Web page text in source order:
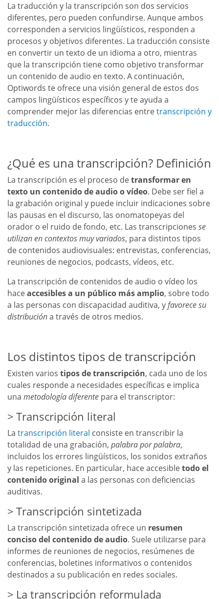
La traducción y la transcripción son dos servicios
diferentes, pero pueden confundirse. Aunque ambos
corresponden a servicios lingüísticos, responden a
procesos y objetivos diferentes. La traducción consiste
en convertir un texto de un idioma a otro, mientras
que la transcripción tiene como objetivo transformar
un contenido de audio en texto. A continuación,
Optiwords te ofrece una visión general de estos dos
campos lingüísticos específicos y te ayuda a
comprender mejor las diferencias entretranscripción y
traducción.
¿Qué es una transcripción? Definición
La transcripción es el proceso detransformar en
texto un contenido de audio o vídeo. Debe ser fiel a
la grabación original y puede incluir indicaciones sobre
las pausas en el discurso, las onomatopeyas del
orador o el ruido de fondo, etc. Las transcripciones se
utilizan en contextos muy variados, para distintos tipos
de contenidos audiovisuales: entrevistas, conferencias,
reuniones de negocios, podcasts, vídeos, etc.
La transcripción de contenidos de audio o vídeo los
haceaccesibles a un público más amplio, sobre todo
a las personas con discapacidad auditiva, yfavorece su
distribucióna través de otros medios.
Los distintos tipos de transcripción
Existen varios tipos de transcripción, cada uno de los
cuales responde a necesidades específicas e implica
una metodología diferente para el transcriptor:
Transcripción literal
La transcripción literal consiste en transcribir la
totalidad de una grabación, palabra por palabra,
incluidos los errores lingüísticos, los sonidos extraños
y las repeticiones. En particular, hace accesibletodo el
contenido original a las personas con deficiencias
auditivas.
Transcripción sintetizada
La transcripción sintetizada ofrece un resumen
conciso del contenido de audio. Suele utilizarse para
informes de reuniones de negocios, resúmenes de
conferencias, boletines informativos o contenidos
destinados a su publicación en redes sociales.
La transcripción reformulada